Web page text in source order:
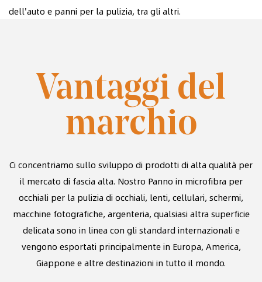
dell'auto e panni per la pulizia, tra gli altri.
Vantaggi del
marchio
Ci concentriamo sullo sviluppo di prodotti di alta qualità per
il mercato di fascia alta. Nostro Panno in microfibra per
occhiali per la pulizia di occhiali, lenti, cellulari, schermi,
macchine fotografiche, argenteria, qualsiasi altra superficie
delicata sono in linea con gli standard internazionali e
vengono esportati principalmente in Europa, America,
Giappone e altre destinazioni in tutto il mondo.